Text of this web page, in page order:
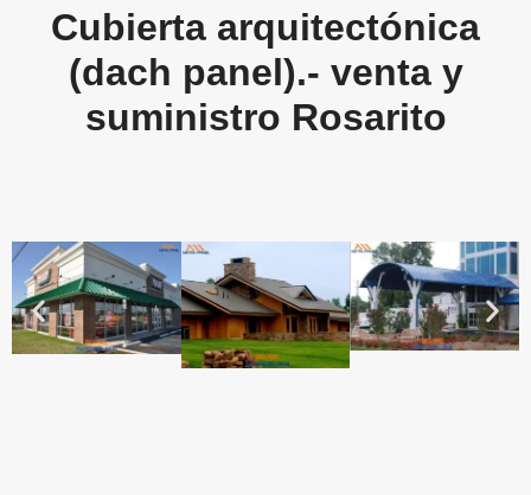
Cubierta arquitectónica
(dach panel).- venta y
suministro Rosarito